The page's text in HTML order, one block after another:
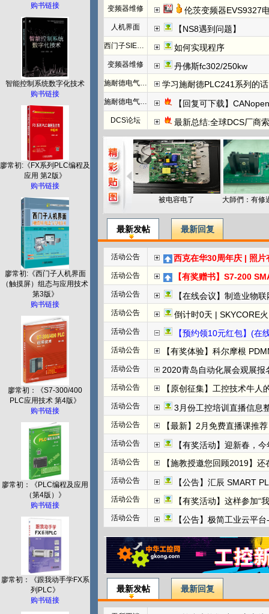
购书链接
智能控制系统数字化技术
购书链接
廖常初:《FX系列PLC编程及
应用 第2版》
购书链接
廖常初:《西门子人机界面
（触摸屏）组态与应用技术
第3版》
购书链接
廖常初：《S7-300/400
PLC应用技术 第4版》
购书链接
廖常初：《PLC编程及应用
（第4版）》
购书链接
廖常初：《跟我动手学FX系
列PLC》
购书链接
变频器维修 伦茨变频器EVS9327
人机界面 【NS8遇到问题】
西门子SIEMENS 如何实现程序
变频器维修 丹佛斯fc302/250kw
施耐德电气PLC 学习施耐德PLC241系列的
施耐德电气PLC 【回复可下载】
DCS论坛 最新总结:全球DCS厂商
被电容电了
最新发帖 最新回复
活动公告 西克在华30周年庆 | 照片
活动公告 【有奖赠书】S7-200 SMART
活动公告 【在线会议】制造业物
活动公告 倒计时0天 | SKYCORE火山湖超级工厂全
活动公告 【预约领10元红包】(在线直播)福
活动公告 【有奖体验】科尔摩根
活动公告 2020青岛自动化展会观展报名
活动公告 【原创征集】工控技术牛
活动公告 3月份工控培训直播信息整
活动公告 【最新】2月免费直播课推
活动公告 【有奖活动】迎新春，
活动公告 【施教授邀您回顾2019】
活动公告 【公告】汇辰 SMART
活动公告 【有奖活动】这样参加“
活动公告 【公告】极简工业云平台-
最新发帖 最新回复